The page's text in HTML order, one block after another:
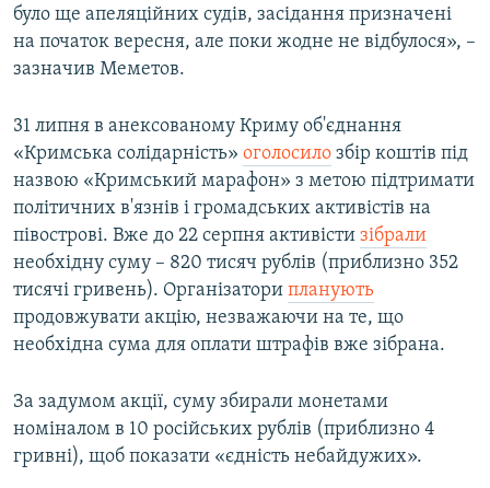
було ще апеляційних судів, засідання призначені
на початок вересня, але поки жодне не відбулося», –
зазначив Меметов.
31 липня в анексованому Криму об'єднання
«Кримська солідарність» оголосило збір коштів під
назвою «Кримський марафон» з метою підтримати
політичних в'язнів і громадських активістів на
півострові. Вже до 22 серпня активісти зібрали
необхідну суму – 820 тисяч рублів (приблизно 352
тисячі гривень). Організатори планують
продовжувати акцію, незважаючи на те, що
необхідна сума для оплати штрафів вже зібрана.
За задумом акції, суму збирали монетами
номіналом в 10 російських рублів (приблизно 4
гривні), щоб показати «єдність небайдужих».